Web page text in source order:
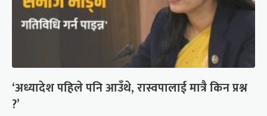
‘अध्यादेश पहिले पनि आउँथे, रास्वपालाई मात्रै किन प्रश्न
?’